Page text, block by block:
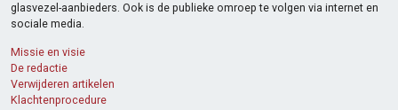
glasvezel-aanbieders. Ook is de publieke omroep te volgen via internet en
sociale media.
Missie en visie
De redactie
Verwijderen artikelen
Klachtenprocedure